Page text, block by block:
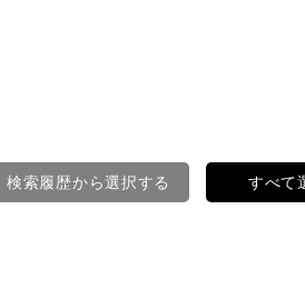
検索履歴から選択する すべて